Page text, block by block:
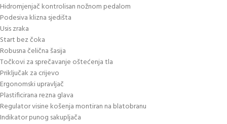
Hidromjenjač kontrolisan nožnom pedalom
Podesiva klizna sjedišta
Usis zraka
Start bez čoka
Robusna čelična šasija
Točkovi za sprečavanje oštećenja tla
Priključak za crijevo
Ergonomski upravljač
Plastificirana rezna glava
Regulator visine košenja montiran na blatobranu
Indikator punog sakupljača